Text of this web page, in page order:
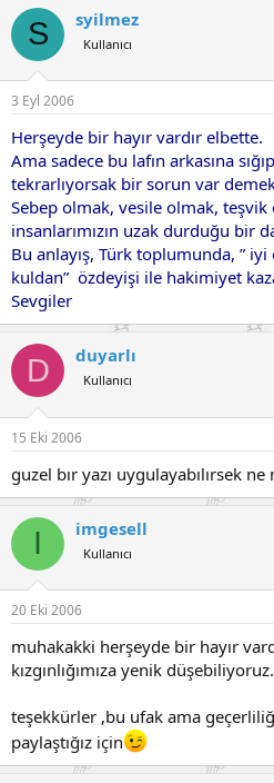
S syilmez
Kullanıcı
3 Eyl 2006
Herşeyde bir hayır vardır elbette.
Ama sadece bu lafın arkasına
tekrarlıyorsak bir sorun var
Sebep olmak, vesile olmak,
insanlarımızın uzak durduğu bir
Bu anlayış, Türk toplumunda, ”
kuldan” özdeyişi ile hakimiyet
Sevgiler
D duyarlı
Kullanıcı
15 Eki 2006
guzel bır yazı uygulayabılırsek
I imgesell
Kullanıcı
20 Eki 2006
muhakakki herşeyde bir hayır
kızgınlığımıza yenik
teşekkürler ,bu ufak ama
paylaştığız için